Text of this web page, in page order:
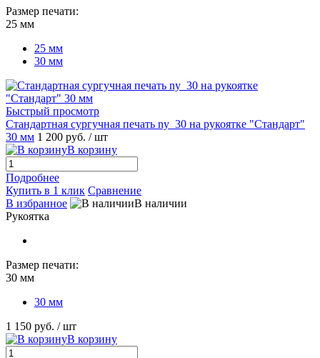
Размер печати:
25 мм
25 мм
30 мм
Быстрый просмотр
Стандартная сургучная печать ny_30 на рукоятке "Стандарт"
30 мм 1 200 руб. / шт
В корзину
Подробнее
Купить в 1 клик Сравнение
В избранное
В наличии
Рукоятка
Размер печати:
30 мм
30 мм
1 150 руб. / шт
В корзину